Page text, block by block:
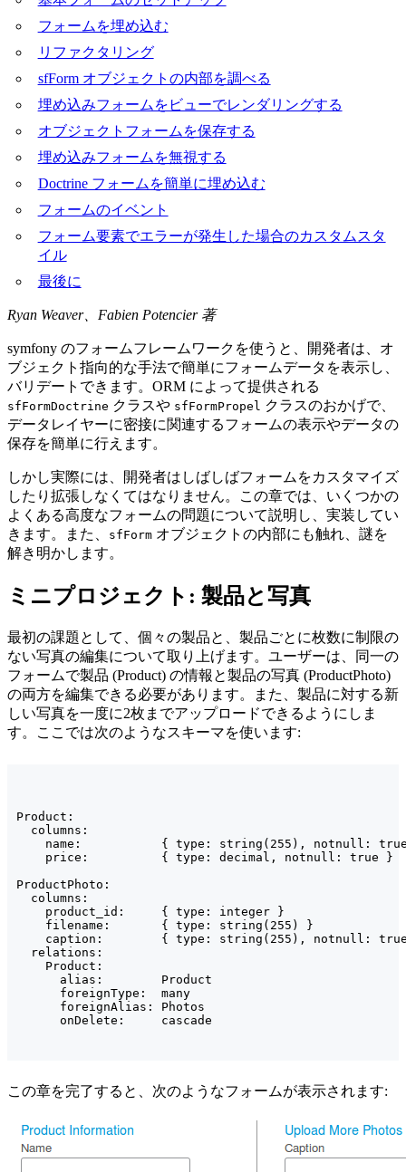
フォームを埋め込む
リファクタリング
sfForm オブジェクトの内部を調べる
埋め込みフォームをビューでレンダリングする
オブジェクトフォームを保存する
埋め込みフォームを無視する
Doctrine フォームを簡単に埋め込む
フォームのイベント
フォーム要素でエラーが発生した場合のカスタムスタ
イル
最後に
Ryan Weaver、Fabien Potencier 著
symfony のフォームフレームワークを使うと、開発者は、オ
ブジェクト指向的な手法で簡単にフォームデータを表示し、
バリデートできます。ORM によって提供される
sfFormDoctrine クラスや sfFormPropel クラスのおかげで、
データレイヤーに密接に関連するフォームの表示やデータの
保存を簡単に行えます。
しかし実際には、開発者はしばしばフォームをカスタマイズ
したり拡張しなくてはなりません。この章では、いくつかの
よくある高度なフォームの問題について説明し、実装してい
きます。また、
sfForm オブジェクトの内部にも触れ、謎を
解き明かします。
ミニプロジェクト: 製品と写真
最初の課題として、個々の製品と、製品ごとに枚数に制限の
ない写真の編集について取り上げます。ユーザーは、同一の
フォームで製品 (Product) の情報と製品の写真 (ProductPhoto)
の両方を編集できる必要があります。また、製品に対する新
しい写真を一度に2枚までアップロードできるようにしま
す。ここでは次のようなスキーマを使います:
Product:
  columns:
name:           { type: string(255), notnull:
    price:          { type: decimal, notnull: true }
ProductPhoto:
  columns:
    product_id:     { type: integer }
    filename:       { type: string(255) }
caption:        { type: string(255), notnull:
  relations:
    Product:
      alias:        Product
      foreignType:  many
      foreignAlias: Photos
      onDelete:     cascade
この章を完了すると、次のようなフォームが表示されます: